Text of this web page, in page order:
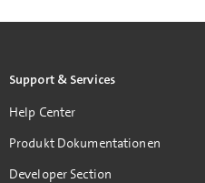
Support & Services
Help Center
Produkt Dokumentationen
Developer Section